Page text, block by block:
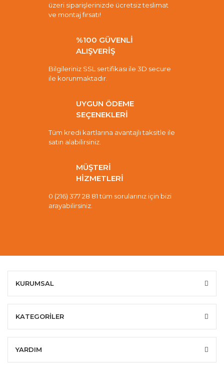
üzeri siparişlerinizde ücretsiz teslimat
ve montaj fırsatı!
%100 GÜVENLİ
ALIŞVERİŞ
Bilgileriniz SSL sertifikası ile 3D secure
ile korunmaktadır.
UYGUN ÖDEME
SEÇENEKLERİ
Tüm kredi kartlarına avantajlı taksitle ile
satın alabilirsiniz.
MÜŞTERİ
HİZMETLERİ
0 (216) 377 28 81 tüm sorularınız için bizi
arayabilirsiniz.
KURUMSAL
KATEGORİLER
YARDIM